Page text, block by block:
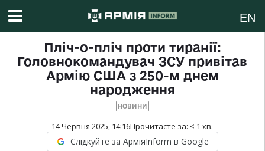
EN
Пліч-о-пліч проти тиранії:
Головнокомандувач ЗСУ привітав
Армію США з 250-м днем
народження
НОВИНИ
14 Червня 2025, 14:16Прочитаєте за: < 1 хв.
Слідкуйте за АрміяInform в Google